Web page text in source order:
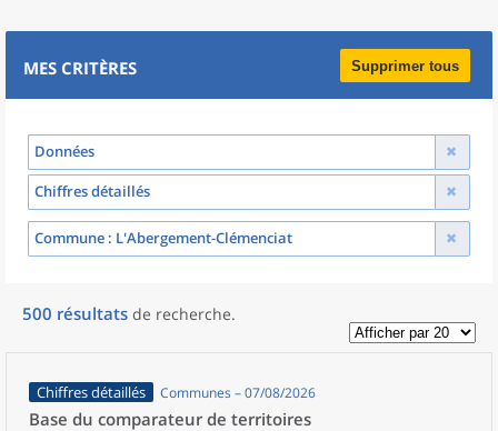
MES CRITÈRES Supprimer tous
Données
Chiffres détaillés
Commune : L'Abergement-Clémenciat
500 résultats de recherche.
Chiffres détaillés Communes – 07/08/2026
Base du comparateur de territoires